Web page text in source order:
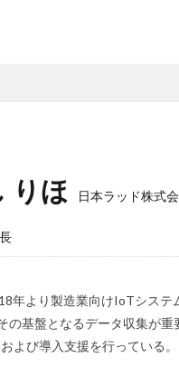
りほ 日本ラッド株式
年より製造業向けIoTシス
の基盤となるデータ収集が
よび導入支援を行っている。